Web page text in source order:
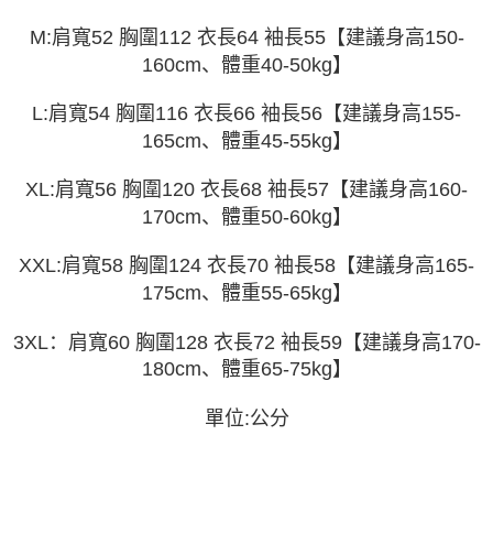
司后，依约使用本公司账单缴交账款。
2. 基于同意付款使用 “大哥付你分期”之契约关系目的，商店将以您的个人资
料（包含姓名、电话或地址）提供予台湾大哥大进项收集、处理及利用，由
3. 完整用户服务条款，请详阅以下链接：https://oppay.tw/userRule
商品與否，仍需要請您在AFTEE規定的時間內完成繳費。
之上限額度
2. 結帳金額須大於NT$30
3. 目前僅支援台灣會員
三、聲明條款
「AFTEE先享後付」(下稱本服務)乃由恩沛科技股份有限公司(下稱 AFTEE )
所提供，並由 AFTEE 向您收取款項。因使用本服務所須提供之個人資料(包
含但不限於訂購人姓名、電話，收件人姓名、電話、收件地址)，將交付予
AFTEE 於本服務必要服務範圍內運用。關於 AFTEE 對於個人資料之蒐集、
處理、利用，詳參 AFTEE 官網之『個人資料蒐集、處理及利用告知聲明』
若款項超過繳費期限，將根據當次的金額加收年利率 16% 的逾期滯納金。
未成年的使用者，請事先徵得法定代理人或監護人之同意方可使用
若您對於個人資料之處理、利用有任何疑問，或欲行使相關法律權利，請聯
付款 後7-11取貨
每笔NT$45，满NT$499(含以上)免运费
宅配
每笔NT$70，满NT$499(含以上)免运费
M:肩寬52 胸圍112 衣長64 袖長55【建議身高150-
160cm、體重40-50kg】
L:肩寬54 胸圍116 衣長66 袖長56【建議身高155-
165cm、體重45-55kg】
XL:肩寬56 胸圍120 衣長68 袖長57【建議身高160-
170cm、體重50-60kg】
XXL:肩寬58 胸圍124 衣長70 袖長58【建議身高165-
175cm、體重55-65kg】
3XL：肩寬60 胸圍128 衣長72 袖長59【建議身高170-
180cm、體重65-75kg】
單位:公分